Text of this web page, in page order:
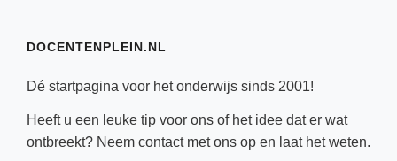
DOCENTENPLEIN.NL
Dé startpagina voor het onderwijs sinds 2001!
Heeft u een leuke tip voor ons of het idee dat er wat
ontbreekt? Neem contactmet ons op en laat het weten.